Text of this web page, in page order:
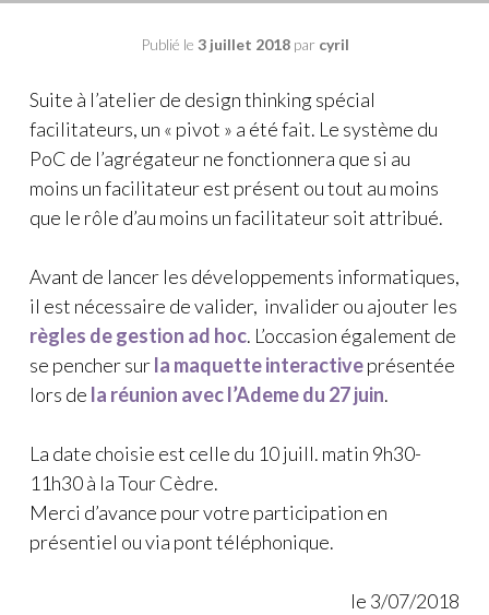
Publié le 3 juillet 2018par cyril
Suite à l’atelier de design thinking spécial
facilitateurs, un « pivot » a été fait. Le système du
PoC de l’agrégateur ne fonctionnera que si au
moins un facilitateur est présent ou tout au moins
que le rôle d’au moins un facilitateur soit attribué.
Avant de lancer les développements informatiques,
il est nécessaire de valider, invalider ou ajouter les
règles de gestion ad hoc. L’occasion également de
se pencher surla maquette interactiveprésentée
lors de la réunion avec l’Ademe du 27 juin.
La date choisie est celle du 10 juill. matin 9h30-
11h30 à la Tour Cèdre.
Merci d’avance pour votre participation en
présentiel ou via pont téléphonique.
le 3/07/2018